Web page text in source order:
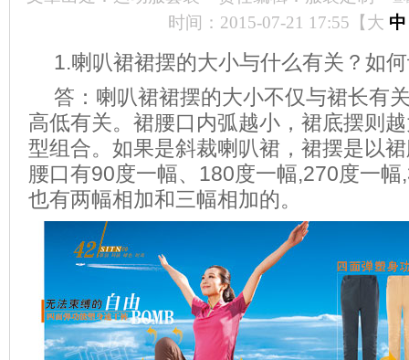
时间：2015-07-21 17:55【大 中
1.喇叭裙裙摆的大小与什么有关？如
答：喇叭裙裙摆的大小不仅与裙长有
高低有关。裙腰口内弧越小，裙底摆则
型组合。如果是斜裁喇叭裙，裙摆是以
腰口有90度一幅、180度一幅,270度一
也有两幅相加和三幅相加的。